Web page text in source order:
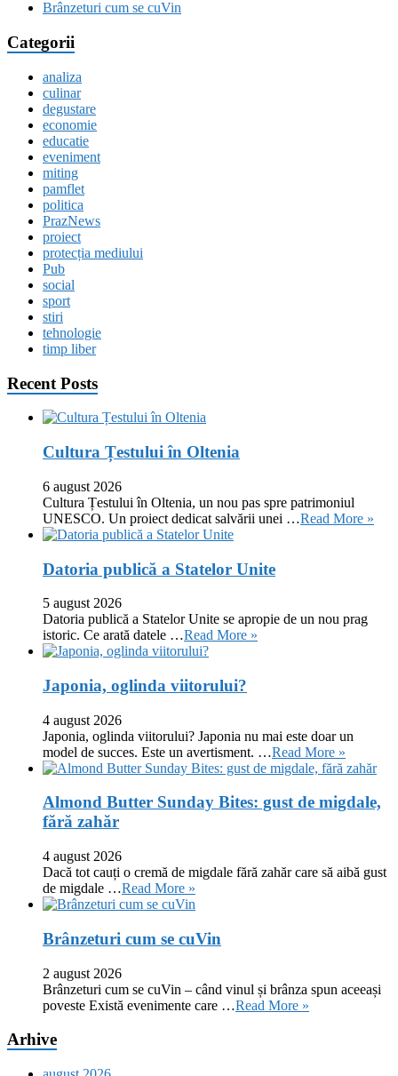
Brânzeturi cum se cuVin
Categorii
analiza
culinar
degustare
economie
educatie
eveniment
miting
pamflet
politica
PrazNews
proiect
protecția mediului
Pub
social
sport
stiri
tehnologie
timp liber
Recent Posts
Cultura Țestului în Oltenia
6 august 2026
Cultura Țestului în Oltenia, un nou pas spre patrimoniul
UNESCO. Un proiect dedicat salvării unei …Read More »
Datoria publică a Statelor Unite
5 august 2026
Datoria publică a Statelor Unite se apropie de un nou prag
istoric. Ce arată datele …Read More »
Japonia, oglinda viitorului?
4 august 2026
Japonia, oglinda viitorului? Japonia nu mai este doar un
model de succes. Este un avertisment. …Read More »
Almond Butter Sunday Bites: gust de migdale,
fără zahăr
4 august 2026
Dacă tot cauți o cremă de migdale fără zahăr care să aibă gust
de migdale …Read More »
Brânzeturi cum se cuVin
2 august 2026
Brânzeturi cum se cuVin – când vinul și brânza spun aceeași
poveste Există evenimente care …Read More »
Arhive